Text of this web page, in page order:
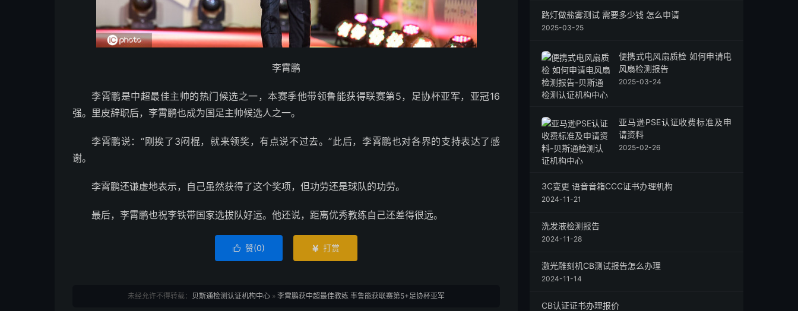
李霄鹏
李霄鹏是中超最佳主帅的热门候选之一，本赛季他带领鲁能获得联赛第5，足协杯亚军，亚冠16
强。里皮辞职后，李霄鹏也成为国足主帅候选人之一。
李霄鹏说：“刚挨了3闷棍，就来领奖，有点说不过去。”此后，李霄鹏也对各界的支持表达了感
谢。
李霄鹏还谦虚地表示，自己虽然获得了这个奖项，但功劳还是球队的功劳。
最后，李霄鹏也祝李铁带国家选拔队好运。他还说，距离优秀教练自己还差得很远。
 赞(0)  打赏
未经允许不得转载： 贝斯通检测认证机构中心 » 李霄鹏获中超最佳教练 率鲁能获联赛第5+足协杯亚军
路灯做盐雾测试 需要多少钱 怎么申请
2025-03-25
便携式电风扇质检 如何申请电
风扇检测报告
2025-03-24
亚马逊PSE认证收费标准及申
请资料
2025-02-26
3C变更 语音音箱CCC证书办理机构
2024-11-21
洗发液检测报告
2024-11-28
激光雕刻机CB测试报告怎么办理
2024-11-14
CB认证证书办理报价